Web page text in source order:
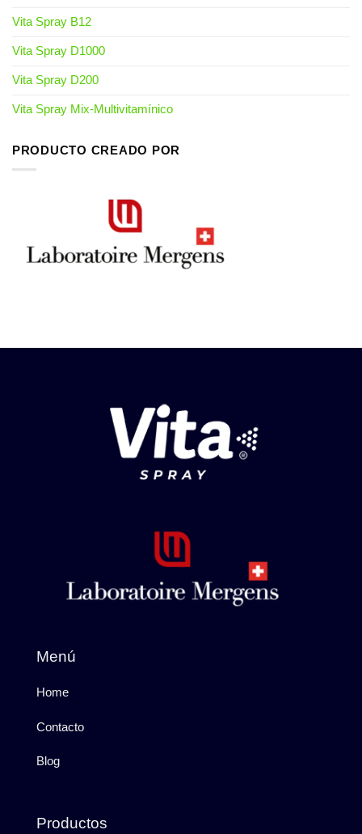
Vita Spray B12
Vita Spray D1000
Vita Spray D200
Vita Spray Mix-Multivitamínico
PRODUCTO CREADO POR
Menú
Home
Contacto
Blog
Productos